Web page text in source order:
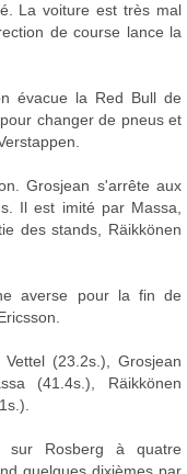
La voiture est très mal
de course lance la
évacue la Red Bull de
changer de pneus et
Grosjean s'arrête aux
Il est imité par Massa,
des stands, Räikkönen
averse pour la fin de
(23.2s.), Grosjean
(41.4s.), Räikkönen
sur Rosberg à quatre